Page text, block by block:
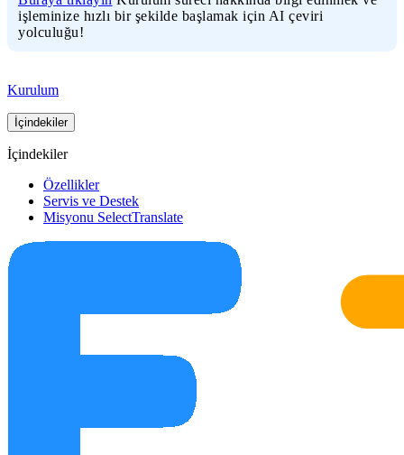
işleminize hızlı bir şekilde başlamak için AI çeviri
yolculuğu!
Kurulum
İçindekiler
İçindekiler
Özellikler
Servis ve Destek
Misyonu SelectTranslate